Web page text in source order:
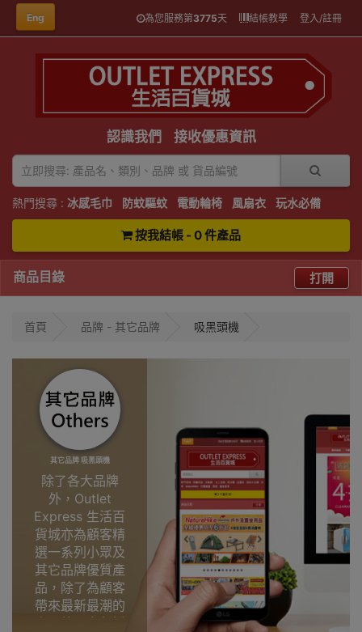
Eng 為您服務第3775天 結帳教學 登入/註冊
認識我們 接收優惠資訊
熱門搜尋 : 冰感毛巾 防蚊驅蚊 電動輪椅 風扇衣 玩水必備
按我結帳 - 0 件產品
商品目錄 打開
首頁 品牌 - 其它品牌 吸黑頭機
其它品牌 吸黑頭機
除了各大品牌
外，Outlet
Express 生活百
貨城亦為顧客精
選一系列小眾及
其它品牌優質產
品，除了為顧客
帶來最新最潮的
產品外，亦包括